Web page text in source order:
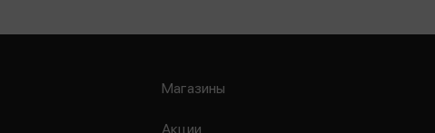
Магазины
Акции